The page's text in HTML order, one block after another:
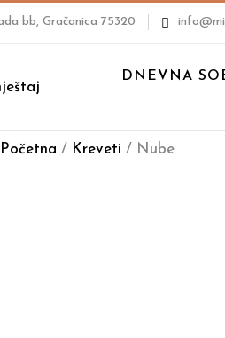
bb, Gračanica 75320
DNEVNA
Početna / Kreveti / Nube